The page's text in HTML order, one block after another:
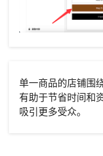
单一商品的店铺围
有助于节省时间和
吸引更多受众。